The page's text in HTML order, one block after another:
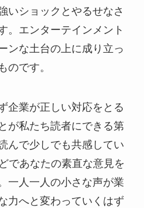
いショックとやるせなさ
。エンターテインメント
ンな土台の上に成り立っ
のです。
企業が正しい対応をとる
が私たち読者にできる第
んで少しでも共感してい
であなたの素直な意見を
一人一人の小さな声が業
力へと変わっていくはず